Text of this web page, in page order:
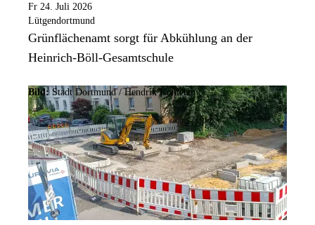
Fr 24. Juli 2026
Lütgendortmund
Grünflächenamt sorgt für Abkühlung an der
Heinrich-Böll-Gesamtschule
Bild:Stadt Dortmund /Hendrik Konietzny